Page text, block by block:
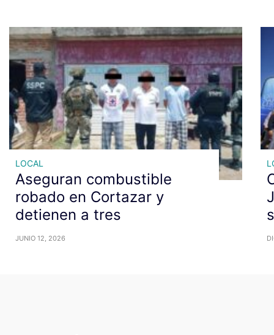
LOCAL
Aseguran combustible
robado en Cortazar y
detienen a tres
JUNIO 12, 2026